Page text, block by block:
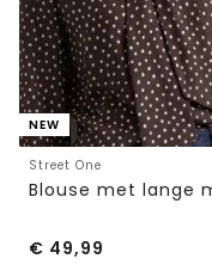
NEW
Street One
€ 49,99